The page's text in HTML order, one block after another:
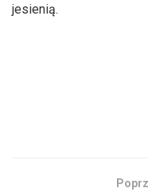
jesienią.